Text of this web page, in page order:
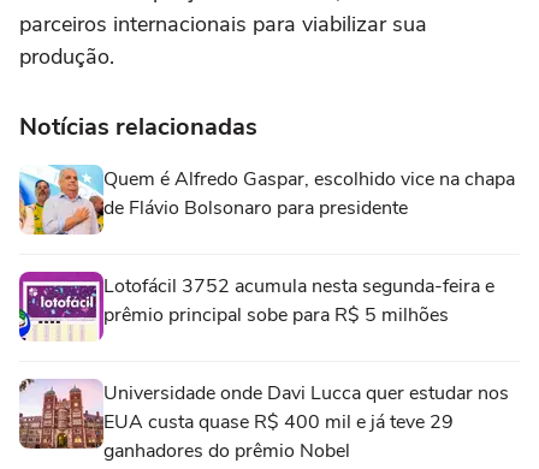
parceiros internacionais para viabilizar sua
produção.
Notícias relacionadas
Quem é Alfredo Gaspar, escolhido vice na chapa
de Flávio Bolsonaro para presidente
Lotofácil 3752 acumula nesta segunda-feira e
prêmio principal sobe para R$ 5 milhões
Universidade onde Davi Lucca quer estudar nos
EUA custa quase R$ 400 mil e já teve 29
ganhadores do prêmio Nobel